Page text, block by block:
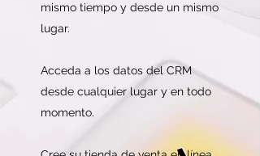
mismo tiempo y desde un mismo
lugar.
Acceda a los datos del CRM
desde cualquier lugar y en todo
momento.